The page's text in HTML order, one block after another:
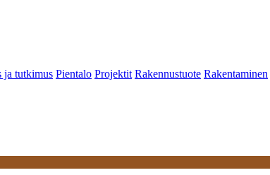
ja tutkimus Pientalo Projektit Rakennustuote Rakentaminen